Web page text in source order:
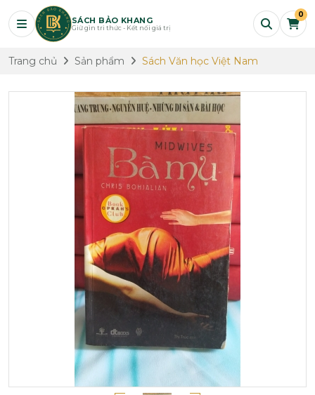
SÁCH BẢO KHANG
Giữ gìn tri thức - Kết nối giá trị
0
Trang chủ Sản phẩm Sách Văn học Việt Nam